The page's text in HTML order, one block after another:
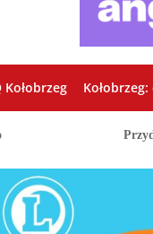
Kołobrzeg